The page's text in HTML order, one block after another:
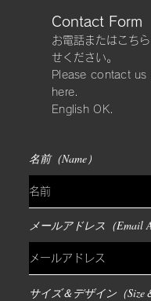
Contact Form
お電話またはこち
せください。
Please contact
here.
​English OK.
名前（Name）
メールアドレス（Email
サイズ＆デザイン（Size